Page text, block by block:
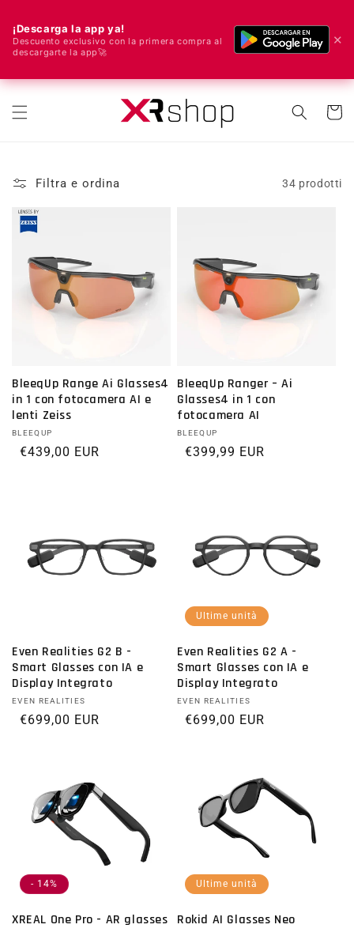
¡Descarga la app ya!
Descuento exclusivo con la primera compra al
descargarte la app🚀
✕
🌍 Spediamo in tutto il mondo! 🚀📦
Filtra e ordina 34 prodotti
BleeqUp Range Ai Glasses4
in 1 con fotocamera AI e
lenti Zeiss
Fornitore:
BLEEQUP
Prezzo di listino
€439,00 EUR
BleeqUp Ranger – Ai
Glasses4 in 1 con
fotocamera AI
Fornitore:
BLEEQUP
Prezzo di listino
€399,99 EUR
Even Realities G2 B -
Smart Glasses con IA e
Display Integrato
Fornitore:
EVEN REALITIES
Prezzo di listino
€699,00 EUR
Ultime unità
Even Realities G2 A -
Smart Glasses con IA e
Display Integrato
Fornitore:
EVEN REALITIES
Prezzo di listino
€699,00 EUR
- 14%
XREAL One Pro - AR glasses
Ultime unità
Rokid AI Glasses Neo